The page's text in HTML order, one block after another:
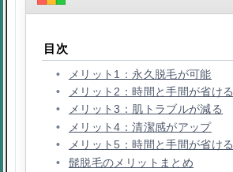
目次
メリット1：永久脱毛が可能
メリット2：時間と手間が省ける
メリット3：肌トラブルが減る
メリット4：清潔感がアップ
メリット5：時間と手間が省ける
髭脱毛のメリットまとめ